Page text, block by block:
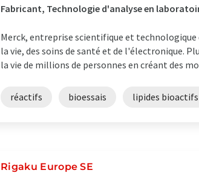
Fabricant, Technologie d'analyse en
Merck, entreprise scientifique et technologique
la vie, des soins de santé et de l'électronique.
la vie de millions de personnes en créant des
réactifs bioessais lipides bioactifs
Rigaku Europe SE